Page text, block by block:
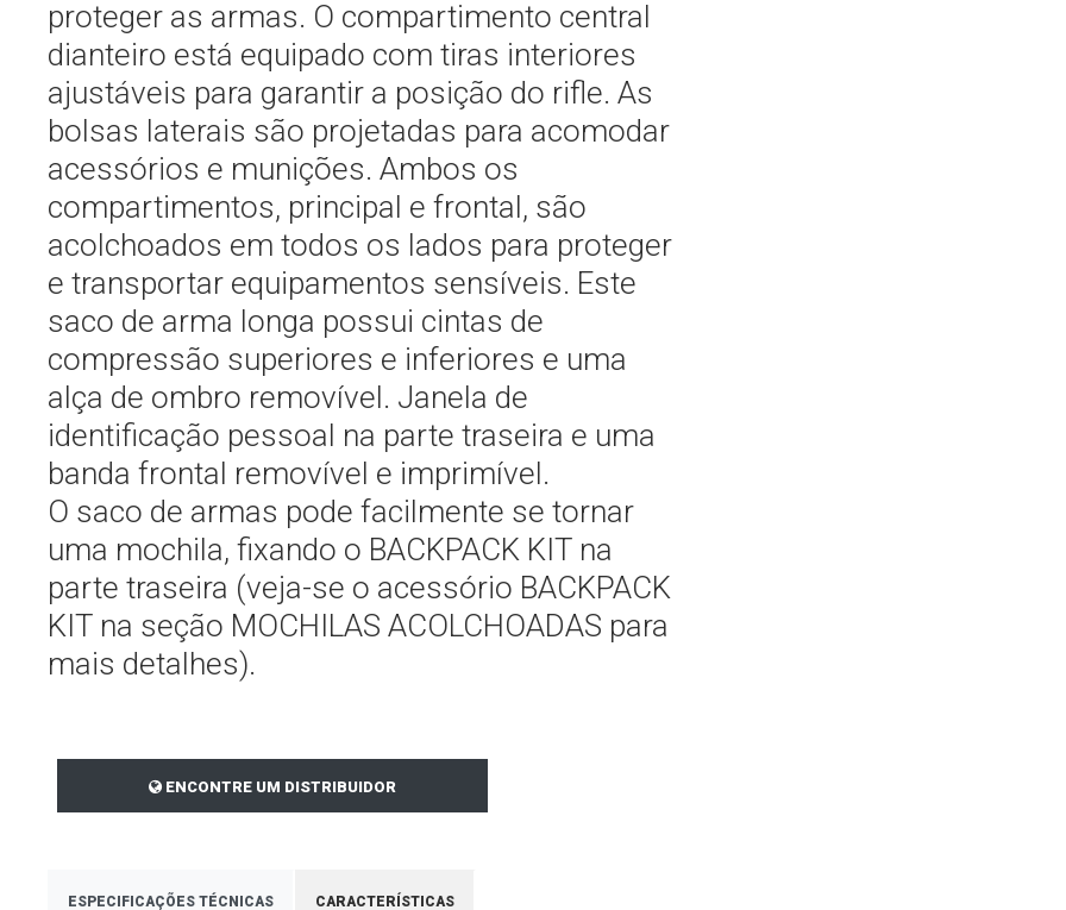
proteger as armas. O compartimento central
dianteiro está equipado com tiras interiores
ajustáveis para garantir a posição do rifle. As
bolsas laterais são projetadas para acomodar
acessórios e munições. Ambos os
compartimentos, principal e frontal, são
acolchoados em todos os lados para proteger
e transportar equipamentos sensíveis. Este
saco de arma longa possui cintas de
compressão superiores e inferiores e uma
alça de ombro removível. Janela de
identificação pessoal na parte traseira e uma
banda frontal removível e imprimível.
O saco de armas pode facilmente se tornar
uma mochila, fixando o BACKPACK KIT na
parte traseira (veja-se o acessório BACKPACK
KIT na seção MOCHILAS ACOLCHOADAS para
mais detalhes).
ENCONTRE UM DISTRIBUIDOR
ESPECIFICAÇÕES TÉCNICAS CARACTERÍSTICAS